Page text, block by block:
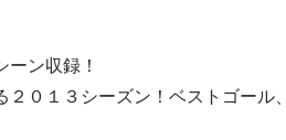
ン収録！
２０１３シーズン！ベストゴー